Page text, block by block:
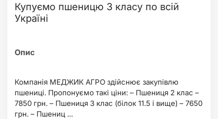
Купуємо пшеницю 3 класу по всій
Україні
Компанія МЕДЖИК АГРО здійснює закупівлю
пшениці. Пропонуємо такі ціни: – Пшениця 2 клас –
7850 грн. – Пшениця 3 клас (білок 11.5 і вище) – 7650
грн. – Пшениц ...